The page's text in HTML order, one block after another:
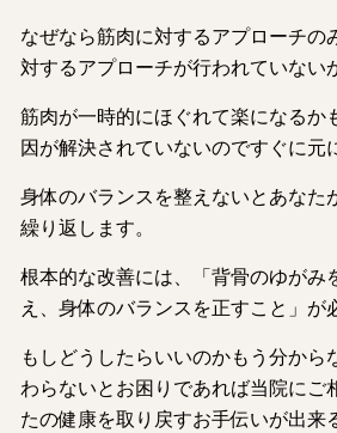
なぜなら筋肉に対するアプローチの
対するアプローチが行われていない
筋肉が一時的にほぐれて楽になるか
因が解決されていないのですぐに元
身体のバランスを整えないとあなた
繰り返します。
根本的な改善には、「背骨のゆがみ
え、身体のバランスを正すこと」が
もしどうしたらいいのかもう分から
わらないとお困りであれば当院にご
たの健康を取り戻すお手伝いが出来